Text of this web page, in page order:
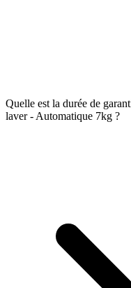
Quelle est la durée de
laver - Automatique 7kg ?